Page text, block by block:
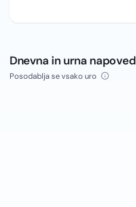
Dnevna in urna napoved
Posodablja se vsako uro